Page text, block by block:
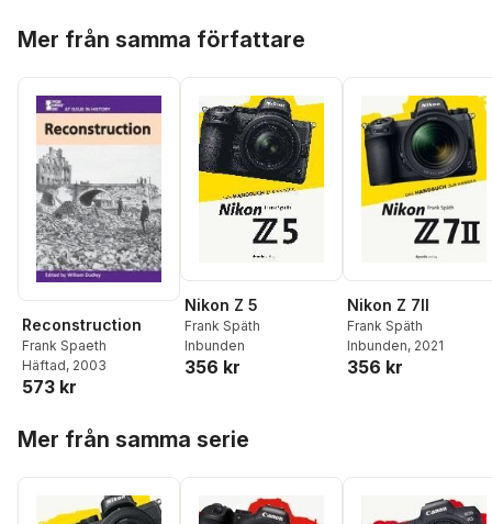
Mer från samma författare
Reconstruction
Frank Spaeth
Häftad, 2003
573 kr
Nikon Z 5
Frank Späth
Inbunden
356 kr
Nikon Z 7II
Frank Späth
Inbunden, 2021
356 kr
Mer från samma serie